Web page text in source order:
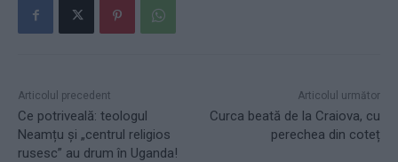
Articolul precedent
Ce potriveală: teologul
Neamțu și „centrul religios
rusesc” au drum în Uganda!
Articolul următor
Curca beată de la Craiova, cu
perechea din coteț